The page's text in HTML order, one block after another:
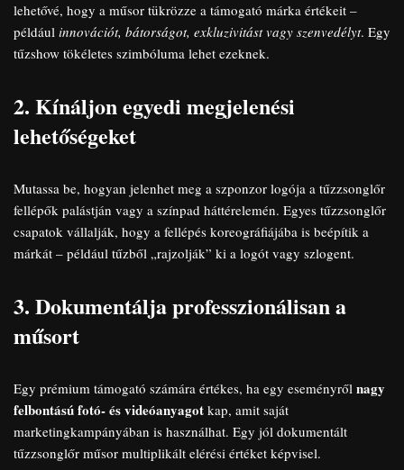
lehetővé, hogy a műsor tükrözze a támogató márka értékeit –
például innovációt, bátorságot, exkluzivitást vagy szenvedélyt. Egy
tűzshow tökéletes szimbóluma lehet ezeknek.
2. Kínáljon egyedi megjelenési
lehetőségeket
Mutassa be, hogyan jelenhet meg a szponzor logója a tűzzsonglőr
fellépők palástján vagy a színpad háttérelemén. Egyes tűzzsonglőr
csapatok vállalják, hogy a fellépés koreográfiájába is beépítik a
márkát – például tűzből „rajzolják” ki a logót vagy szlogent.
3. Dokumentálja professzionálisan a
műsort
Egy prémium támogató számára értékes, ha egy eseményről nagy
felbontású fotó- és videóanyagot kap, amit saját
marketingkampányában is használhat. Egy jól dokumentált
tűzzsonglőr műsor multiplikált elérési értéket képvisel.